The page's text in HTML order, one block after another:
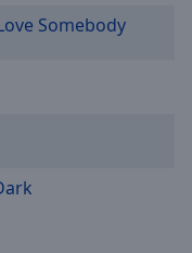
Somebody